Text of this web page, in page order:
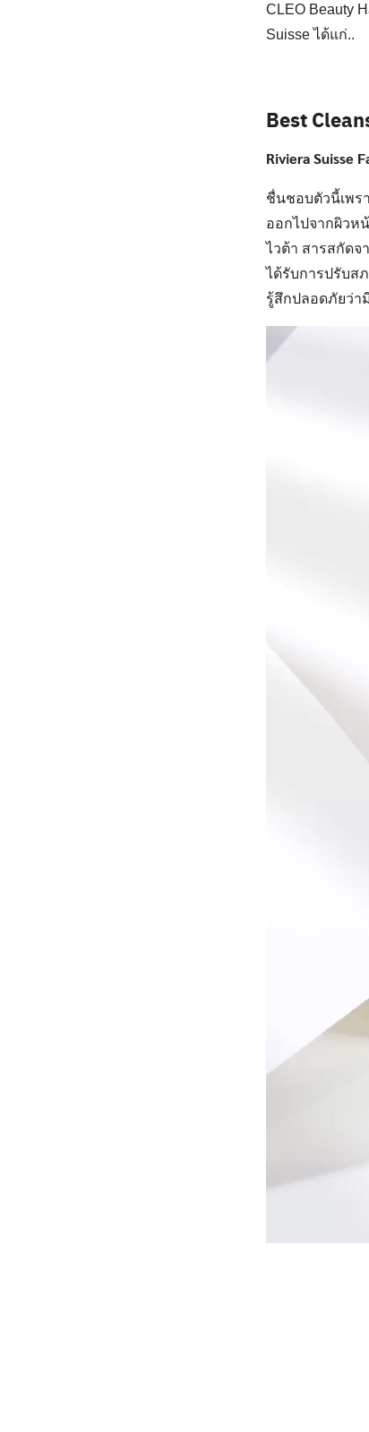
CLEO Beauty
Suisse ได้แก่..
Best
Riviera Suisse
ชื่นชอบตัวนี้เพร
ออกไปจากผิวห
ไวต้า สารสกัด
ได้รับการปรับส
รู้สึกปลอดภัยว่า